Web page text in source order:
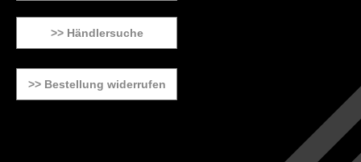
>> Händlersuche
>> Bestellung widerrufen